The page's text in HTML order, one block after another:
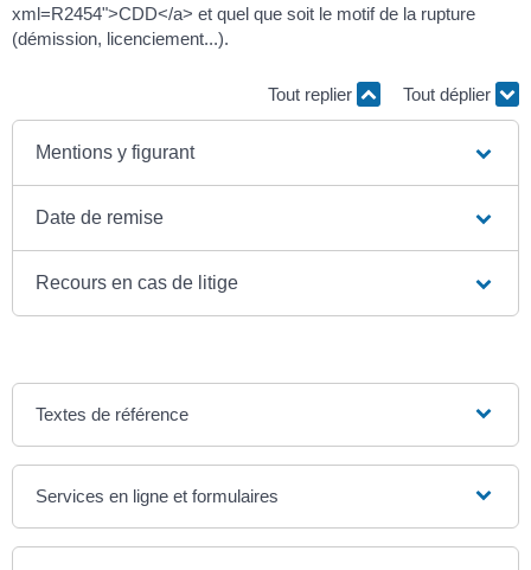
xml=R2454">CDD</a> et quel que soit le motif de la rupture
(démission, licenciement...).
Tout replier Tout déplier
Mentions y figurant
Date de remise
Recours en cas de litige
Textes de référence
Services en ligne et formulaires